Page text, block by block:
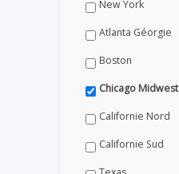
New York
Atlanta Géorgie
Boston
Chicago Midwest
Californie Nord
Californie Sud